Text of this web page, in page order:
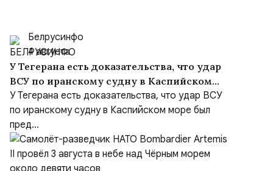
Белрусинфо
4 августа
У Тегерана есть доказательства, что удар
ВСУ по иранскому судну в Каспийском
море был преднамеренным, несмотря на
заверения Киева
У Тегерана есть доказательства, что удар ВСУ
по иранскому судну в Каспийском море был
пред...